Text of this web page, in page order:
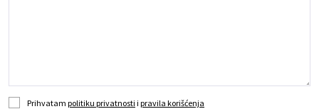
Prihvatam politiku privatnosti i pravila korišćenja